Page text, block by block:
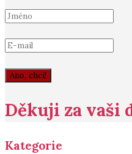
Ano, chci!
Děkuji za vaši
Kategorie